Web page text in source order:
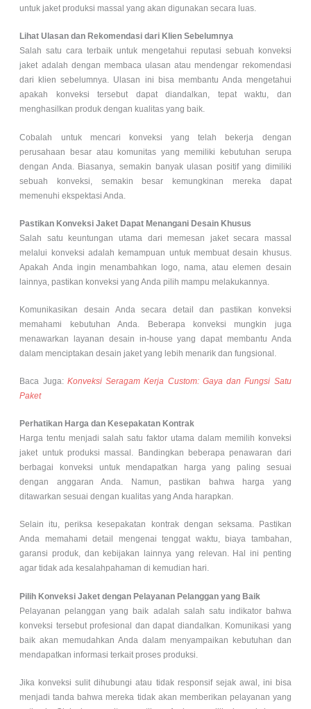
untuk jaket produksi massal yang akan digunakan secara luas.
Lihat Ulasan dan Rekomendasi dari Klien Sebelumnya
Salah satu cara terbaik untuk mengetahui reputasi sebuah konveksi
jaket adalah dengan membaca ulasan atau mendengar rekomendasi
dari klien sebelumnya. Ulasan ini bisa membantu Anda mengetahui
apakah konveksi tersebut dapat diandalkan, tepat waktu, dan
menghasilkan produk dengan kualitas yang baik.
Cobalah untuk mencari konveksi yang telah bekerja dengan
perusahaan besar atau komunitas yang memiliki kebutuhan serupa
dengan Anda. Biasanya, semakin banyak ulasan positif yang dimiliki
sebuah konveksi, semakin besar kemungkinan mereka dapat
memenuhi ekspektasi Anda.
Pastikan Konveksi Jaket Dapat Menangani Desain Khusus
Salah satu keuntungan utama dari memesan jaket secara massal
melalui konveksi adalah kemampuan untuk membuat desain khusus.
Apakah Anda ingin menambahkan logo, nama, atau elemen desain
lainnya, pastikan konveksi yang Anda pilih mampu melakukannya.
Komunikasikan desain Anda secara detail dan pastikan konveksi
memahami kebutuhan Anda. Beberapa konveksi mungkin juga
menawarkan layanan desain in-house yang dapat membantu Anda
dalam menciptakan desain jaket yang lebih menarik dan fungsional.
Baca Juga: Konveksi Seragam Kerja Custom: Gaya dan Fungsi Satu
Paket
Perhatikan Harga dan Kesepakatan Kontrak
Harga tentu menjadi salah satu faktor utama dalam memilih konveksi
jaket untuk produksi massal. Bandingkan beberapa penawaran dari
berbagai konveksi untuk mendapatkan harga yang paling sesuai
dengan anggaran Anda. Namun, pastikan bahwa harga yang
ditawarkan sesuai dengan kualitas yang Anda harapkan.
Selain itu, periksa kesepakatan kontrak dengan seksama. Pastikan
Anda memahami detail mengenai tenggat waktu, biaya tambahan,
garansi produk, dan kebijakan lainnya yang relevan. Hal ini penting
agar tidak ada kesalahpahaman di kemudian hari.
Pilih Konveksi Jaket dengan Pelayanan Pelanggan yang Baik
Pelayanan pelanggan yang baik adalah salah satu indikator bahwa
konveksi tersebut profesional dan dapat diandalkan. Komunikasi yang
baik akan memudahkan Anda dalam menyampaikan kebutuhan dan
mendapatkan informasi terkait proses produksi.
Jika konveksi sulit dihubungi atau tidak responsif sejak awal, ini bisa
menjadi tanda bahwa mereka tidak akan memberikan pelayanan yang